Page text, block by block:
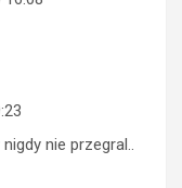
nie przegral..